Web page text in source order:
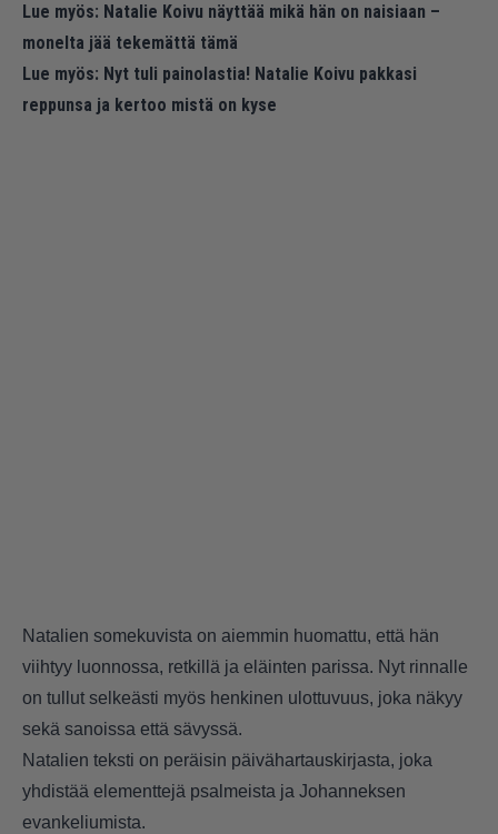
Lue myös: Natalie Koivu näyttää mikä hän on naisiaan –
monelta jää tekemättä tämä
Lue myös: Nyt tuli painolastia! Natalie Koivu pakkasi
reppunsa ja kertoo mistä on kyse
Natalien somekuvista on aiemmin huomattu, että hän
viihtyy luonnossa, retkillä ja eläinten parissa. Nyt rinnalle
on tullut selkeästi myös henkinen ulottuvuus, joka näkyy
sekä sanoissa että sävyssä.
Natalien teksti on peräisin päivähartauskirjasta, joka
yhdistää elementtejä psalmeista ja Johanneksen
evankeliumista.